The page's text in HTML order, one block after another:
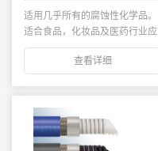
适用几乎所有的腐蚀性化学品。
适合食品，化妆品及医药行业应
用。...
查看详细